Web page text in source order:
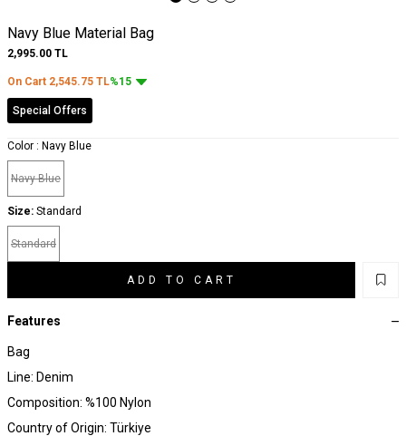
Navy Blue Material Bag
2,995.00 TL
On Cart 2,545.75 TL%15
Special Offers
Color : Navy Blue
Navy Blue
Size: Standard
Standard
ADD TO CART
Features
Bag
Line: Denim
Composition: %100 Nylon
Country of Origin: Türkiye